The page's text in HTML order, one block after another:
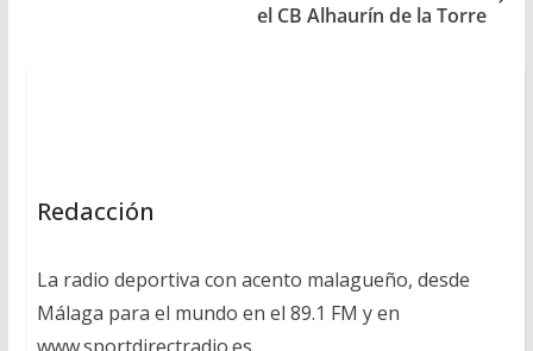
el CB Alhaurín de la Torre
Redacción
La radio deportiva con acento malagueño, desde
Málaga para el mundo en el 89.1 FM y en
www.sportdirectradio.es.